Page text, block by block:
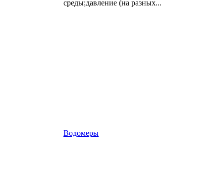
среды;давление (на разных...
Водомеры